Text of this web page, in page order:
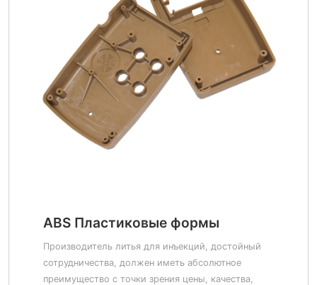
ABS Пластиковые формы
Производитель литья для инъекций, достойный
сотрудничества, должен иметь абсолютное
преимущество с точки зрения цены, качества,